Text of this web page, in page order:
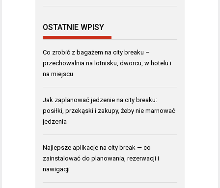
OSTATNIE WPISY
Co zrobić z bagażem na city breaku –
przechowalnia na lotnisku, dworcu, w hotelu i
na miejscu
Jak zaplanować jedzenie na city breaku:
posiłki, przekąski i zakupy, żeby nie marnować
jedzenia
Najlepsze aplikacje na city break — co
zainstalować do planowania, rezerwacji i
nawigacji